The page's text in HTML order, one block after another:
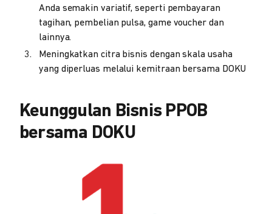
Anda semakin variatif, seperti pembayaran
tagihan, pembelian pulsa, game voucher dan
lainnya.
Meningkatkan citra bisnis dengan skala usaha
yang diperluas melalui kemitraan bersama DOKU
Keunggulan Bisnis PPOB
bersama DOKU